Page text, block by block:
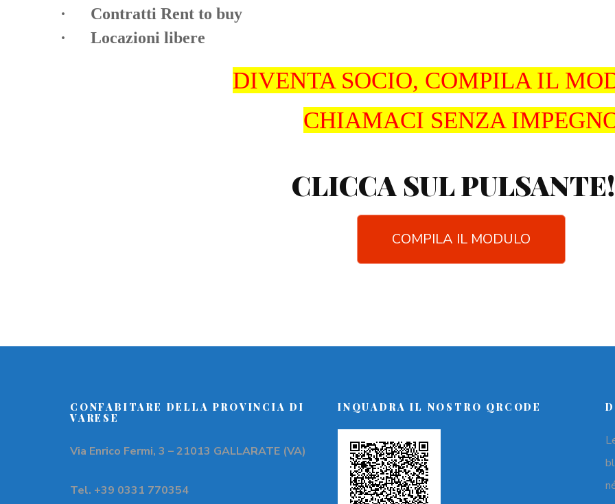
· Contratti Rent to buy
· Locazioni libere
DIVENTA SOCIO, COMPILA IL
CHIAMACI SENZA
CLICCA SUL
COMPILA IL MODULO
CONFABITARE DELLA PROVINCIA DI
VARESE
Via Enrico Fermi, 3 – 21013 GALLARATE (VA)
Tel. +39 0331 770354
INQUADRA IL NOSTRO QRCODE